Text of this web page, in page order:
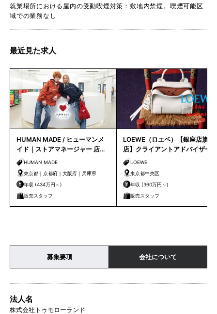
就業場所における屋内の受動喫煙対策：敷地内禁煙。喫煙可能区
域での業務なし
最近見た求人
HUMAN MADE / ヒューマンメ
イド｜ストアマネージャー 店長
候補HUMAN MADE
東京都｜京都府｜大阪府｜兵庫県
年収 (434万円～)
販売スタッフ
LOEWE（ロエベ）【銀座店旗艦
店】クライアントアドバイザー
／シニアクライアントアドバイ
ザー募集
LOEWE
東京都中央区
年収 (360万円～)
販売スタッフ
募集要項 会社について
法人名
株式会社トゥモローランド